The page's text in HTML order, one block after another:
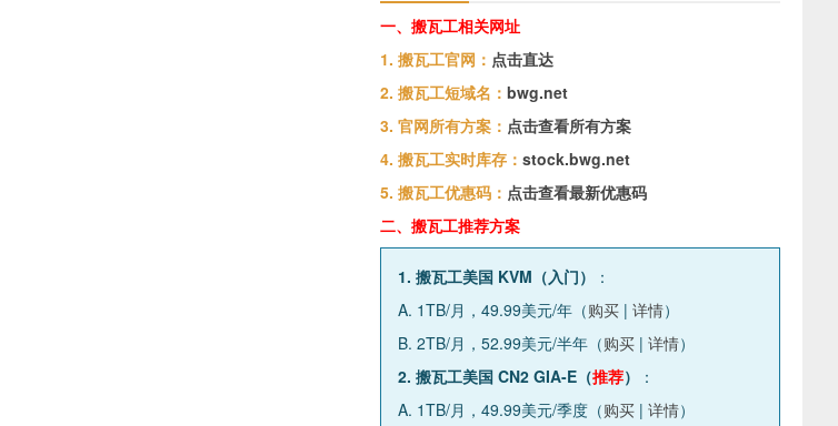
一、搬瓦工相关网址
1. 搬瓦工官网： 点击直达
2. 搬瓦工短域名： bwg.net
3. 官网所有方案： 点击查看所有方案
4. 搬瓦工实时库存： stock.bwg.net
5. 搬瓦工优惠码： 点击查看最新优惠码
二、搬瓦工推荐方案
1. 搬瓦工美国 KVM（入门）
：
A. 1TB/月，49.99美元/年（购买 | 详情）
B. 2TB/月，52.99美元/半年（购买 | 详情）
2. 搬瓦工美国 CN2 GIA-E（推荐）
：
A. 1TB/月，49.99美元/季度（购买 | 详情）